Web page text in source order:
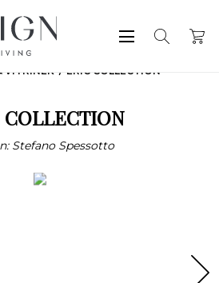
VITRINEK ERIC COLLECTION
COLLECTION
Stefano Spessotto